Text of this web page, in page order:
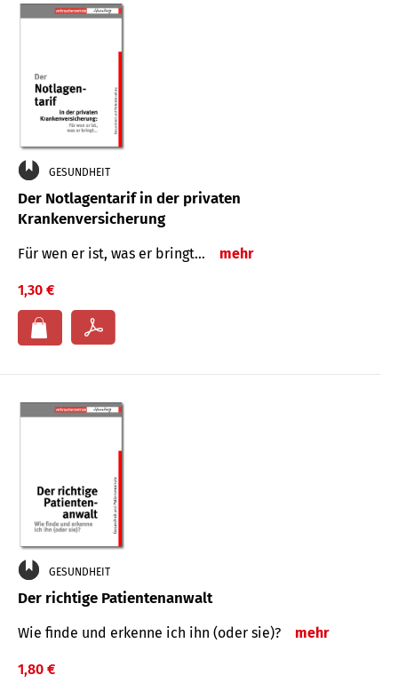
GESUNDHEIT
Der Notlagentarif in der privaten
Krankenversicherung
Für wen er ist, was er bringt… mehr
1,30 €
GESUNDHEIT
Der richtige Patientenanwalt
Wie finde und erkenne ich ihn (oder sie)? mehr
1,80 €